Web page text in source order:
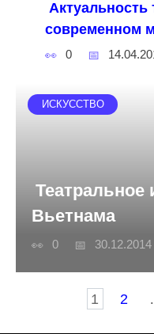
Актуальность
современном
0
ИСКУССТВО
Театральное
Вьетнама
0 30.12.2014
1 2